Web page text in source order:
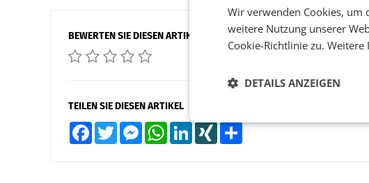
BEWERTEN SIE DIESEN ARTIKEL
TEILEN SIE DIESEN ARTIKEL
FacebookTwitter MessengerWhatsAppLinkedInXING Teilen
Wir verwenden Cookies, um
weitere Nutzung unserer
Cookie-Richtlinie zu. Weitere
DETAILS ANZEIGEN